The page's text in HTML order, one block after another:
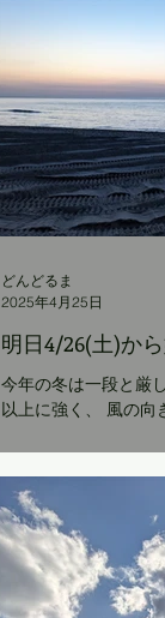
明日4/26(土)から
今年の冬は一段と厳
以上に強く、 風の向
寄せられた砂の量が
さいでしまい、入り
た。...
どんどるま
2025年4月25日